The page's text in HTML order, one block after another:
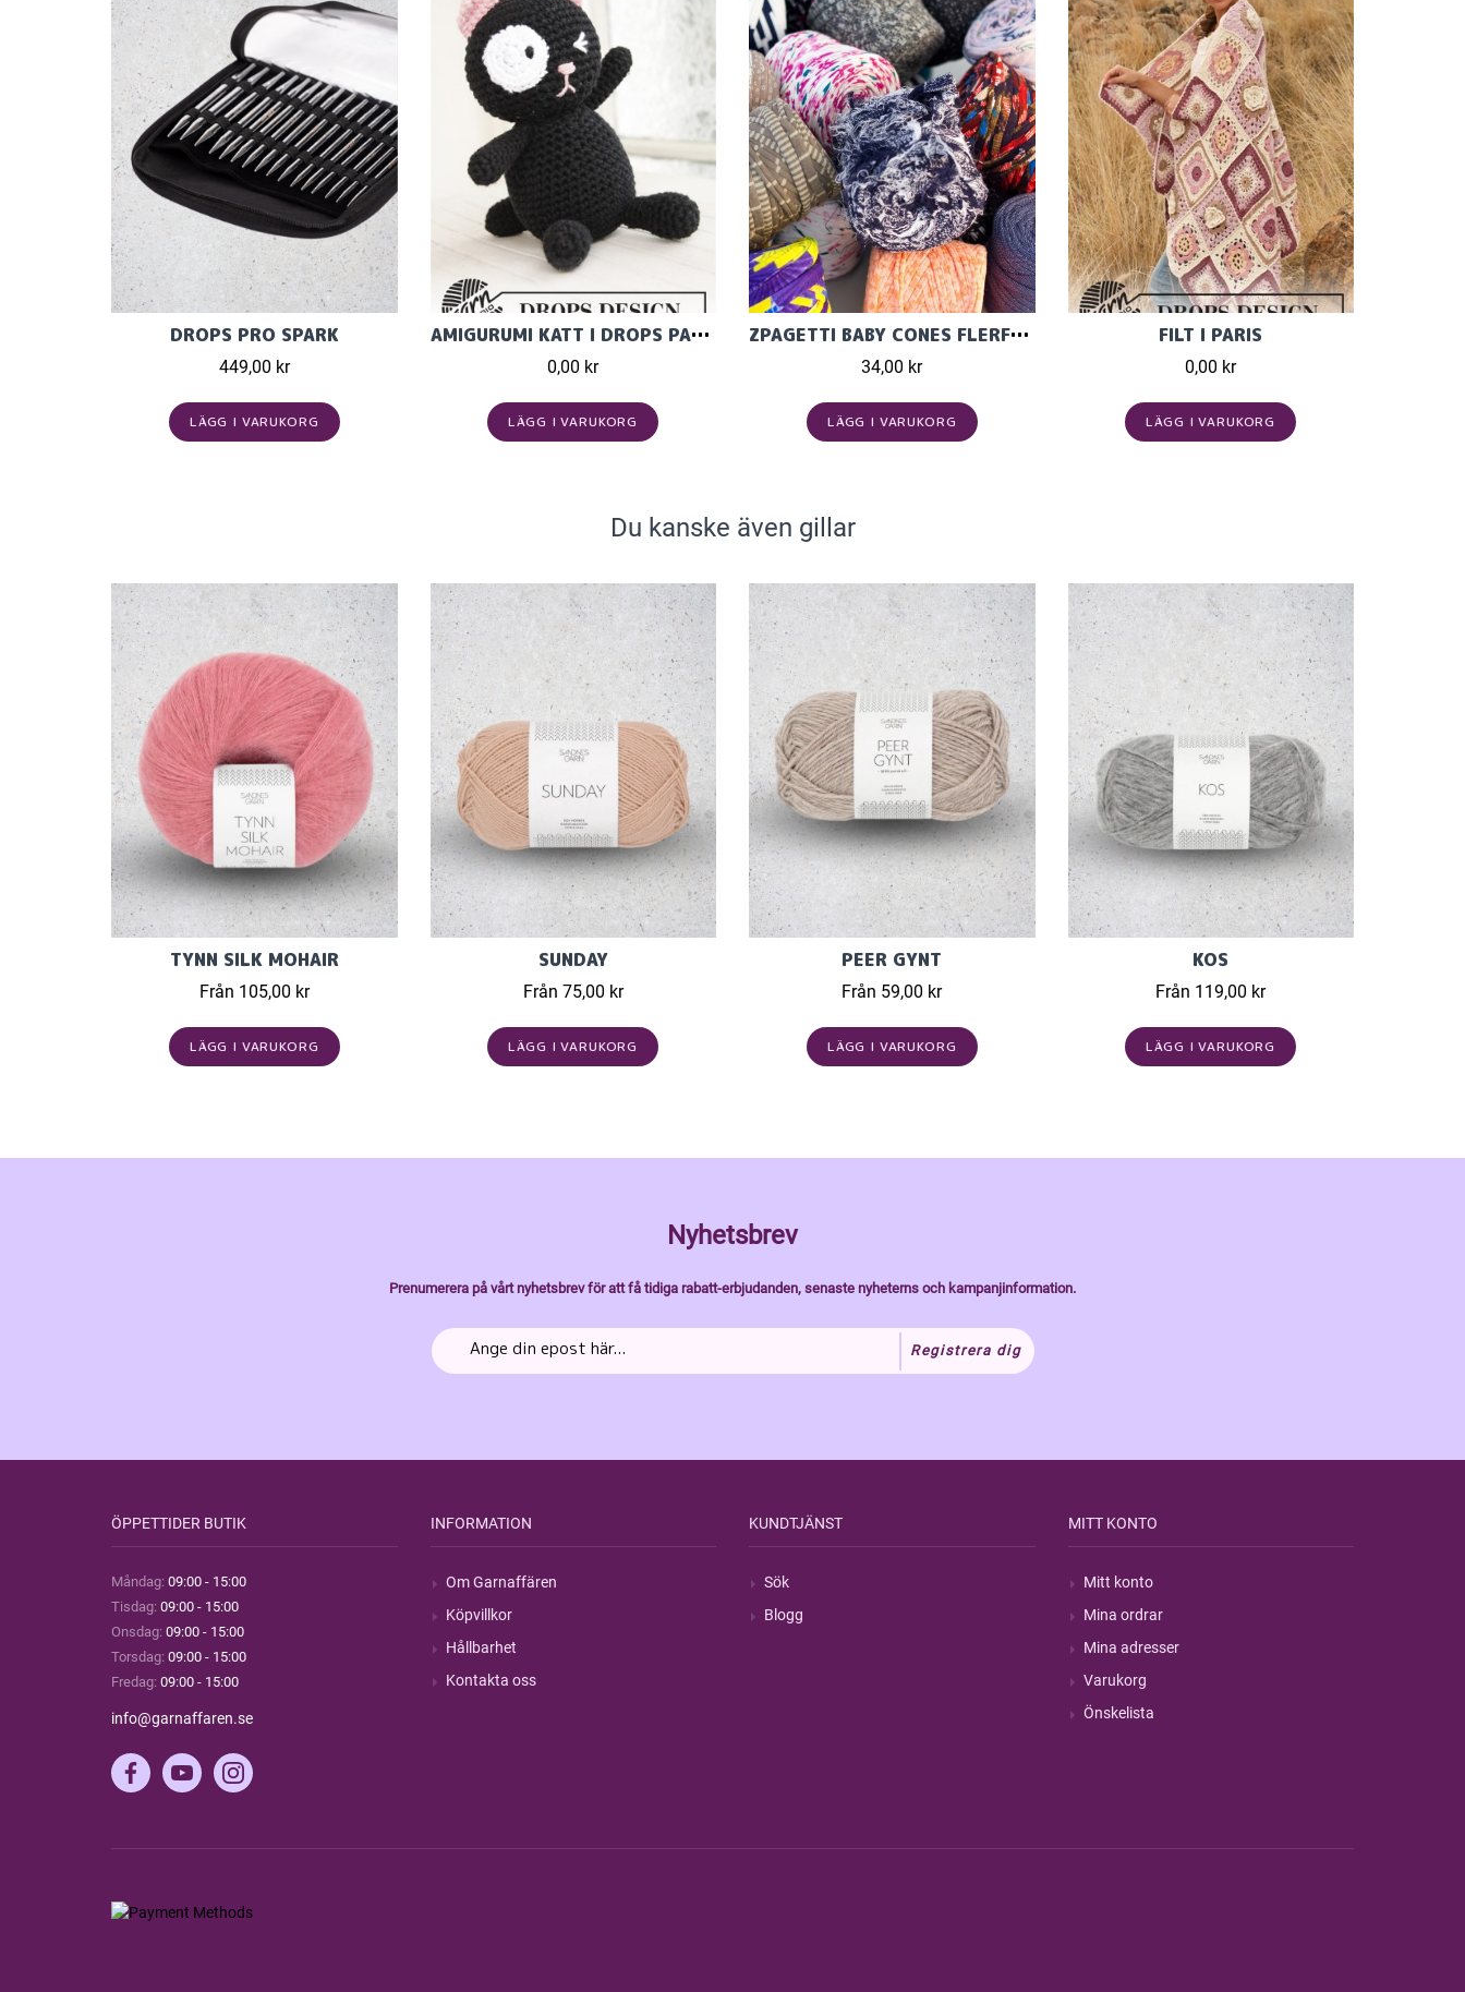
DROPS PRO SPARK
449,00 kr
LÄGG I VARUKORG
AMIGURUMI KATT I DROPS PARIS
0,00 kr
LÄGG I VARUKORG
ZPAGETTI BABY CONES FLERFÄRGAD
34,00 kr
LÄGG I VARUKORG
FILT I PARIS
0,00 kr
LÄGG I VARUKORG
Du kanske även gillar
TYNN SILK MOHAIR
Från 105,00 kr
LÄGG I VARUKORG
SUNDAY
Från 75,00 kr
LÄGG I VARUKORG
PEER GYNT
Från 59,00 kr
LÄGG I VARUKORG
KOS
Från 119,00 kr
LÄGG I VARUKORG
Nyhetsbrev
Prenumerera på vårt nyhetsbrev för att få tidiga rabatt-erbjudanden, senaste nyheterns och kampanjinformation.
Registrera dig
ÖPPETTIDER BUTIK
Måndag: 09:00 - 15:00
Tisdag: 09:00 - 15:00
Onsdag: 09:00 - 15:00
Torsdag: 09:00 - 15:00
Fredag: 09:00 - 15:00
info@garnaffaren.se
INFORMATION
Om Garnaffären
Köpvillkor
Hållbarhet
Kontakta oss
KUNDTJÄNST
Sök
Blogg
MITT KONTO
Mitt konto
Mina ordrar
Mina adresser
Varukorg
Önskelista